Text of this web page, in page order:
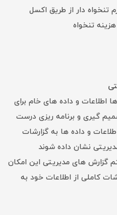
و داده های خام برای
گیری و برنامه ریزی درست
و داده ها به گزارشات
نشان داده شوند
گزارش های مدیریتی این امکان
کاملی از اطلاعات خود به